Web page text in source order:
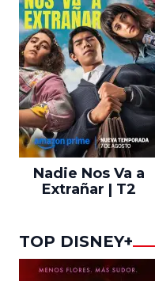
Nadie Nos Va a
Extrañar | T2
TOP DISNEY+